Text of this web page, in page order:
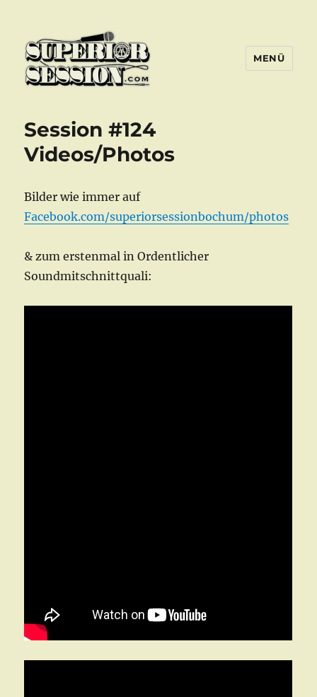
MENÜ
Session #124
Videos/Photos
Bilder wie immer auf
Facebook.com/superiorsessionbochum/photos
& zum erstenmal in Ordentlicher
Soundmitschnittquali: